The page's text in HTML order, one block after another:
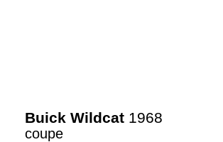
Buick Wildcat 1968
coupe